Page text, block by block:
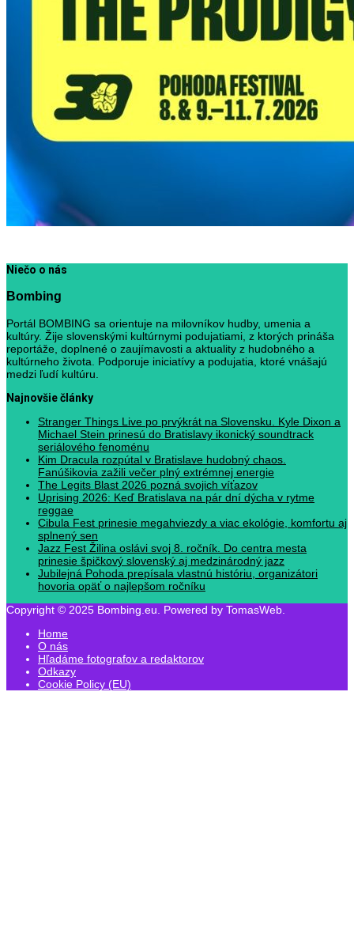
Niečo o nás
Bombing
Portál BOMBING sa orientuje na milovníkov hudby, umenia a
kultúry. Žije slovenskými kultúrnymi podujatiami, z ktorých prináša
reportáže, doplnené o zaujímavosti a aktuality z hudobného a
kultúrneho života. Podporuje iniciatívy a podujatia, ktoré vnášajú
medzi ľudí kultúru.
Najnovšie články
Stranger Things Live po prvýkrát na Slovensku. Kyle Dixon a
Michael Stein prinesú do Bratislavy ikonický soundtrack
seriálového fenoménu
Kim Dracula rozpútal v Bratislave hudobný chaos.
Fanúšikovia zažili večer plný extrémnej energie
The Legits Blast 2026 pozná svojich víťazov
Uprising 2026: Keď Bratislava na pár dní dýcha v rytme
reggae
Cibula Fest prinesie megahviezdy a viac ekológie, komfortu aj
splnený sen
Jazz Fest Žilina oslávi svoj 8. ročník. Do centra mesta
prinesie špičkový slovenský aj medzinárodný jazz
Jubilejná Pohoda prepísala vlastnú históriu, organizátori
hovoria opäť o najlepšom ročníku
Copyright © 2025 Bombing.eu. Powered by TomasWeb.
Home
O nás
Hľadáme fotografov a redaktorov
Odkazy
Cookie Policy (EU)